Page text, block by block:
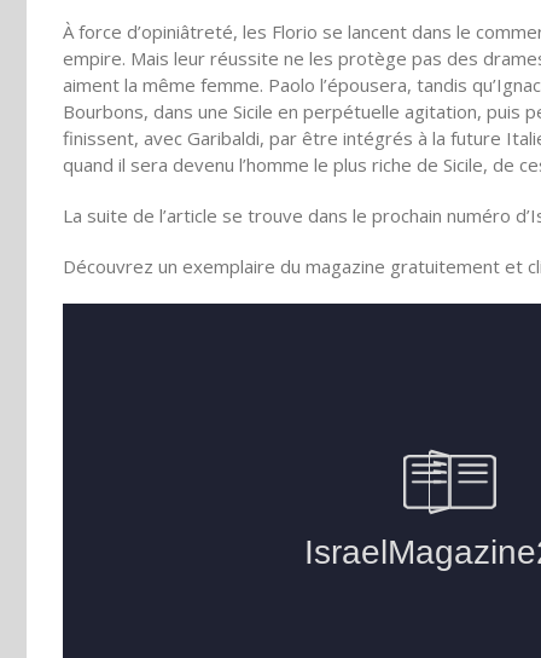
À force d’opiniâtreté, les Florio se lancent dans le
empire. Mais leur réussite ne les protège pas des
aiment la même femme. Paolo l’épousera, tandis
Bourbons, dans une Sicile en perpétuelle agitation, puis
finissent, avec Garibaldi, par être intégrés à la future
quand il sera devenu l’homme le plus riche de Sicile, de
La suite de l’article se trouve dans le prochain numéro
Découvrez un exemplaire du magazine gratuitement et